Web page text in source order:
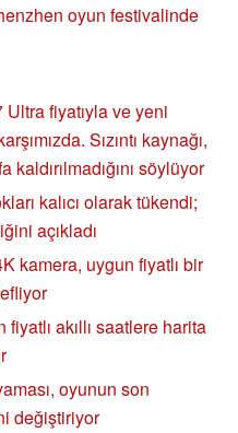
oyun festivalinde
fiyatıyla ve yeni
Sızıntı kaynağı,
kaldırılmadığını söylüyor
kalıcı olarak tükendi;
açıkladı
kamera, uygun fiyatlı bir
akıllı saatlere harita
oyunun son
değiştiriyor